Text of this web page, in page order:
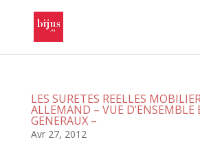
LES SURETES REELLES
ALLEMAND – VUE D’ENSEMBLE
GENERAUX –
Avr 27, 2012